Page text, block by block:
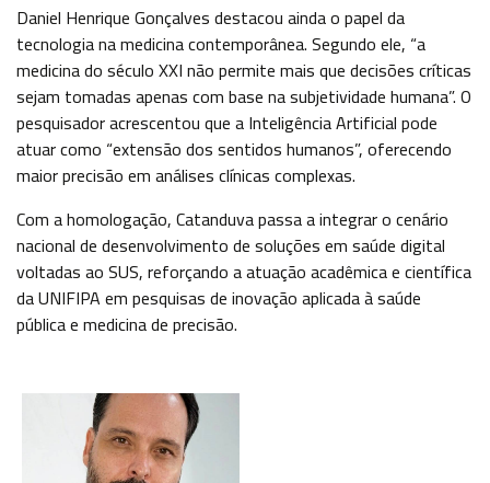
Daniel Henrique Gonçalves destacou ainda o papel da
tecnologia na medicina contemporânea. Segundo ele, “a
medicina do século XXI não permite mais que decisões críticas
sejam tomadas apenas com base na subjetividade humana”. O
pesquisador acrescentou que a Inteligência Artificial pode
atuar como “extensão dos sentidos humanos”, oferecendo
maior precisão em análises clínicas complexas.
Com a homologação, Catanduva passa a integrar o cenário
nacional de desenvolvimento de soluções em saúde digital
voltadas ao SUS, reforçando a atuação acadêmica e científica
da UNIFIPA em pesquisas de inovação aplicada à saúde
pública e medicina de precisão.